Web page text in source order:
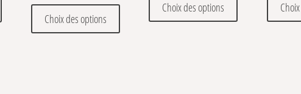
Choix des options
Ce produit a plusieurs variations. Les options
Choix des options